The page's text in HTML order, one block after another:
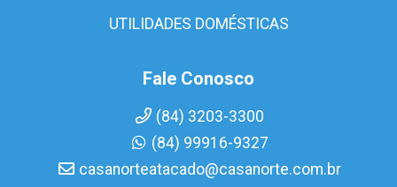
UTILIDADES DOMÉSTICAS
Fale Conosco
(84) 3203-3300
(84) 99916-9327
casanorteatacado@casanorte.com.br